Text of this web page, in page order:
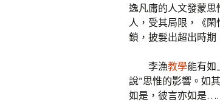
逸凡庸的人文發蒙
人，受其局限，《
鎖，披髮出超出時期
李漁教學能有如
說”思惟的影響。如
如是，彼言亦如是